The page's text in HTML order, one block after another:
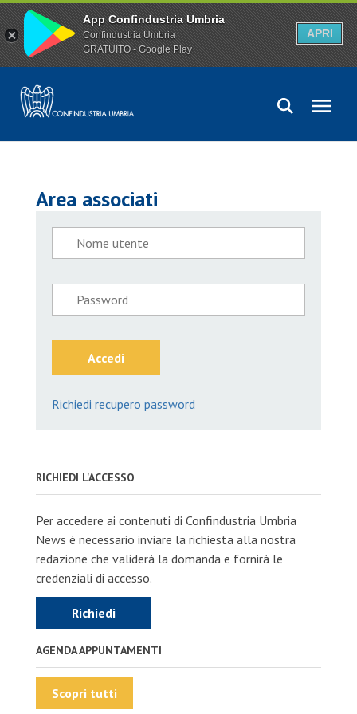
Area associati
Accedi
Richiedi recupero password
RICHIEDI L'ACCESSO
Per accedere ai contenuti di Confindustria Umbria
News è necessario inviare la richiesta alla nostra
redazione che validerà la domanda e fornirà le
credenziali di accesso.
Richiedi
AGENDA APPUNTAMENTI
Scopri tutti
App Confindustria Umbria
Confindustria Umbria
GRATUITO - Google Play
APRI